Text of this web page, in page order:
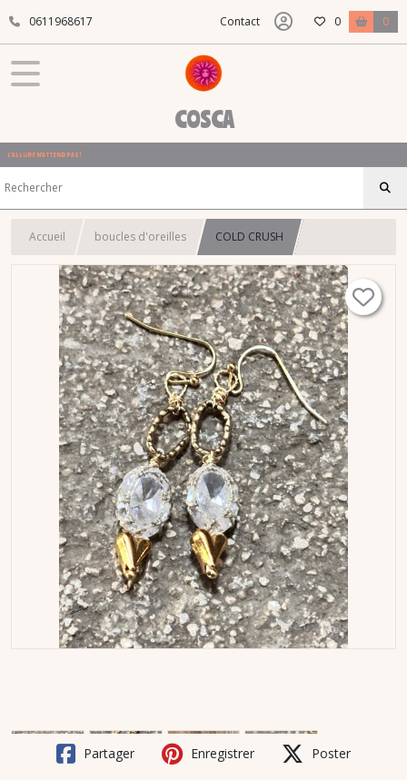
0611968617 Contact 0 0
COSCA
L'ALLURE N'ATTEND PAS !
Accueil boucles d'oreilles COLD CRUSH
Partager Enregistrer Poster